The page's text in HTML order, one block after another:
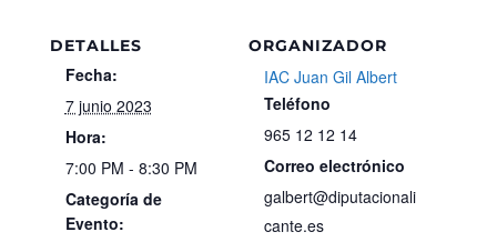
DETALLES
Fecha:
7 junio 2023
Hora:
7:00 PM - 8:30 PM
Categoría de
Evento:
ORGANIZADOR
IAC Juan Gil Albert
Teléfono
965 12 12 14
Correo electrónico
galbert@diputacionali
cante.es